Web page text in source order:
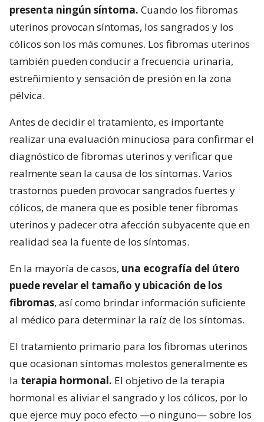
presenta ningún síntoma. Cuando los fibromas
uterinos provocan síntomas, los sangrados y los
cólicos son los más comunes. Los fibromas uterinos
también pueden conducir a frecuencia urinaria,
estreñimiento y sensación de presión en la zona
pélvica.
Antes de decidir el tratamiento, es importante
realizar una evaluación minuciosa para confirmar el
diagnóstico de fibromas uterinos y verificar que
realmente sean la causa de los síntomas. Varios
trastornos pueden provocar sangrados fuertes y
cólicos, de manera que es posible tener fibromas
uterinos y padecer otra afección subyacente que en
realidad sea la fuente de los síntomas.
En la mayoría de casos, una ecografía del útero
puede revelar el tamaño y ubicación de los
fibromas, así como brindar información suficiente
al médico para determinar la raíz de los síntomas.
El tratamiento primario para los fibromas uterinos
que ocasionan síntomas molestos generalmente es
la terapia hormonal. El objetivo de la terapia
hormonal es aliviar el sangrado y los cólicos, por lo
que ejerce muy poco efecto —o ninguno— sobre los